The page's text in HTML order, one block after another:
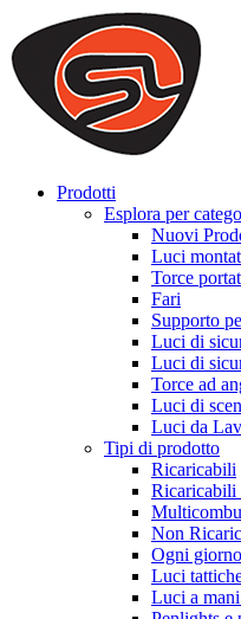
We use cookies to ensure that
on our website. By continuing
that cookies are used to help
to offer you a better
you can disable cookies, you
Prodotti
Esplora per
Nuovi
Luci
Torce
Fari
Supporto
Luci di
Luci di
Torce ad
Luci di
Luci da
Tipi di prodotto
Ricaricabili
Ricaricabili
Non
Ogni
Luci
Luci a